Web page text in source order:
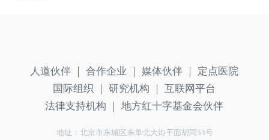
人道伙伴 ｜ 合作企业 ｜ 媒体伙伴 ｜
定点医院
国际组织 ｜
研究机构 ｜
互联网平台
法律支持机构 ｜
地方红十字基金会伙伴
地址：北京市东城区东单北大街干面胡同53号